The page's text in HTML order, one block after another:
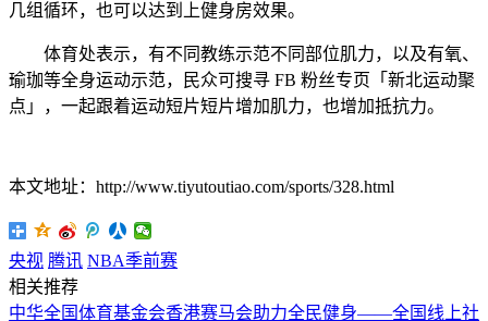
几组循环，也可以达到上健身房效果。
体育处表示，有不同教练示范不同部位肌力，以及有氧、
瑜珈等全身运动示范，民众可搜寻 FB 粉丝专页「新北运动聚
点」，一起跟着运动短片短片增加肌力，也增加抵抗力。
本文地址：http://www.tiyutoutiao.com/sports/328.html
央视 腾讯 NBA季前赛
相关推荐
中华全国体育基金会香港赛马会助力全民健身——全国线上社